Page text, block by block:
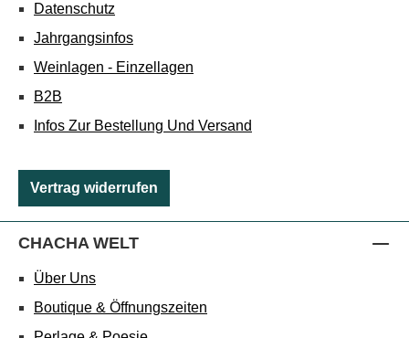
Datenschutz
Jahrgangsinfos
Weinlagen - Einzellagen
B2B
Infos Zur Bestellung Und Versand
Vertrag widerrufen
CHACHA WELT
Über Uns
Boutique & Öffnungszeiten